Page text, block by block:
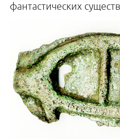
фантастических